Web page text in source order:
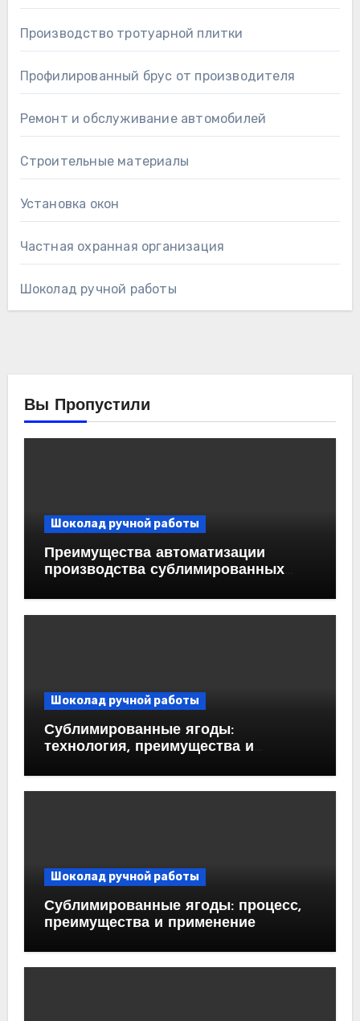
Производство тротуарной плитки
Профилированный брус от производителя
Ремонт и обслуживание автомобилей
Строительные материалы
Установка окон
Частная охранная организация
Шоколад ручной работы
Вы Пропустили
Шоколад ручной работы
Преимущества автоматизации
производства сублимированных
Шоколад ручной работы
Сублимированные ягоды:
технология, преимущества и
Шоколад ручной работы
Сублимированные ягоды: процесс,
преимущества и применение